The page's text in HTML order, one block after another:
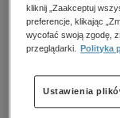
biznesowe,
dzienniki
edukacja
Karina Kruk
kliknij „Zaakceptuj
preferencje, klikając
wycofać swoją zgodę,
przeglądarki.
Polityka
Ustawienia